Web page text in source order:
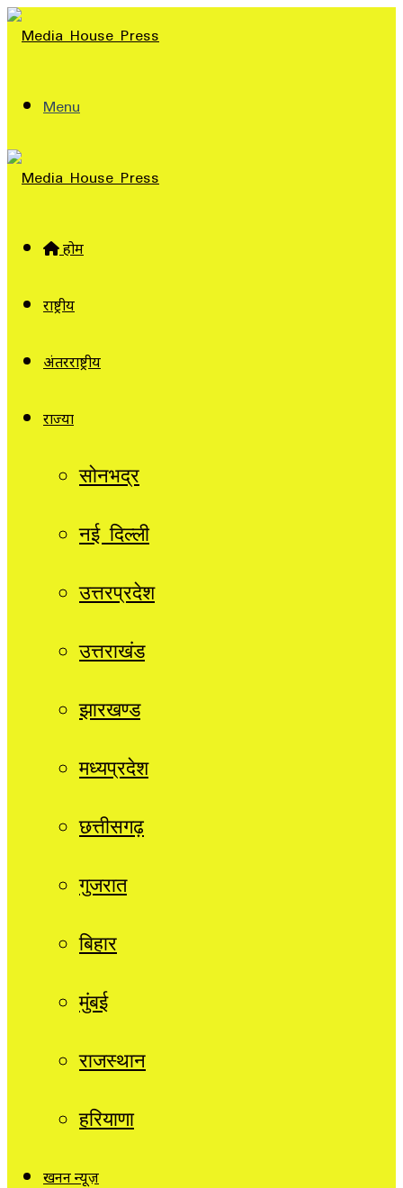
Menu
होम
राष्ट्रीय
अंतरराष्ट्रीय
राज्यों
सोनभद्र
नई दिल्ली
उत्तरप्रदेश
उत्तराखंड
झारखण्ड
मध्यप्रदेश
छत्तीसगढ़
गुजरात
बिहार
मुंबई
राजस्थान
हरियाणा
खनन न्यूज़